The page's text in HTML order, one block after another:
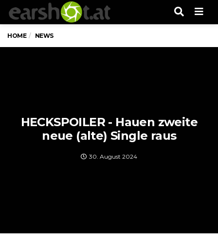
HOME NEWS
HECKSPOILER - Hauen zweite
neue (alte) Single raus
30. August 2024